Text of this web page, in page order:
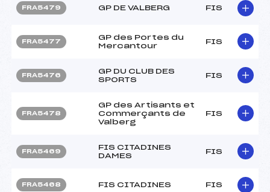
FRA5479 GP DE VALBERG FIS
FRA5477
GP des Portes du
Mercantour
FIS
FRA5476
GP DU CLUB DES
SPORTS
FIS
FRA5478
GP des Artisants et
Commerçants de
Valberg
FIS
FRA5469
FIS CITADINES
DAMES
FIS
FRA5468 FIS CITADINES FIS